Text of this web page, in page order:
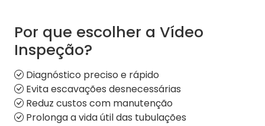
Por que escolher a Vídeo
Inspeção?
Diagnóstico preciso e rápido
Evita escavações desnecessárias
Reduz custos com manutenção
Prolonga a vida útil das tubulações